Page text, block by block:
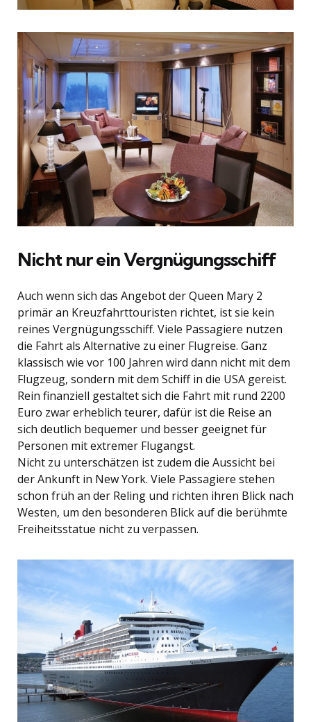
Nicht nur ein Vergnügungsschiff
Auch wenn sich das Angebot der Queen Mary 2
primär an Kreuzfahrttouristen richtet, ist sie kein
reines Vergnügungsschiff. Viele Passagiere nutzen
die Fahrt als Alternative zu einer Flugreise. Ganz
klassisch wie vor 100 Jahren wird dann nicht mit dem
Flugzeug, sondern mit dem Schiff in die USA gereist.
Rein finanziell gestaltet sich die Fahrt mit rund 2200
Euro zwar erheblich teurer, dafür ist die Reise an
sich deutlich bequemer und besser geeignet für
Personen mit extremer Flugangst.
Nicht zu unterschätzen ist zudem die Aussicht bei
der Ankunft in New York. Viele Passagiere stehen
schon früh an der Reling und richten ihren Blick nach
Westen, um den besonderen Blick auf die berühmte
Freiheitsstatue nicht zu verpassen.